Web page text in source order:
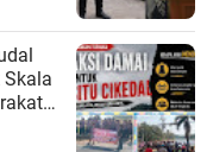
Skala